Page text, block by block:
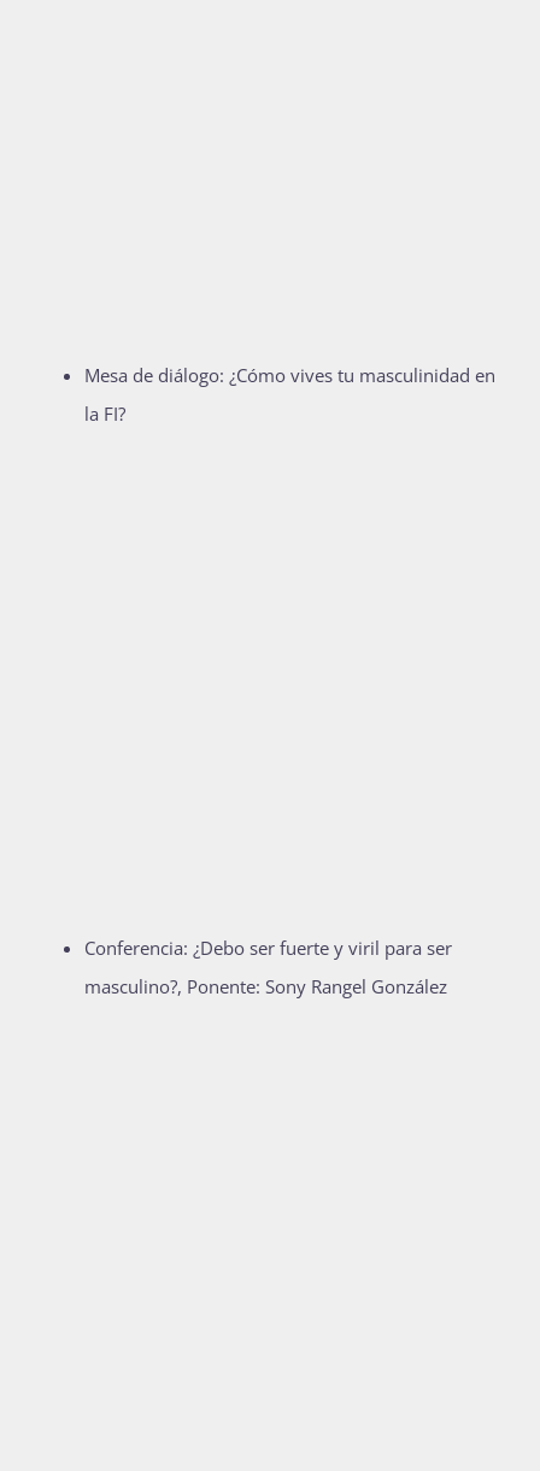
Mesa de diálogo: ¿Cómo vives tu masculinidad en
la FI?
Conferencia: ¿Debo ser fuerte y viril para ser
masculino?, Ponente: Sony Rangel González